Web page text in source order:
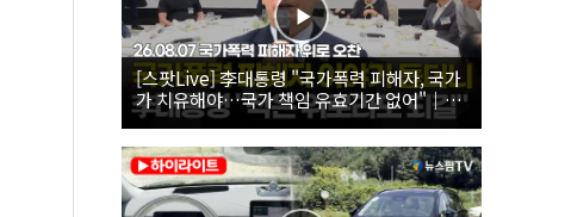
[스팟Live] 李대통령 "국가폭력 피해자, 국가
가 치유해야…국가 책임 유효기간 없어"｜
26.08.07 국가폭력 피해자 위로 오찬